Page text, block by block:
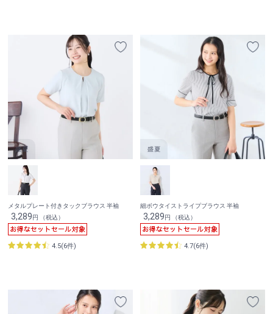
メタルプレート付きタックブラウス 半袖
3,289円 （税込）
4.5(6件)
細ボウタイストライプブラウス 半袖
3,289円 （税込）
4.7(6件)